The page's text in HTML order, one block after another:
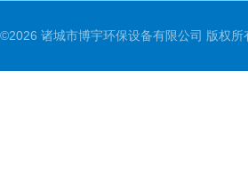
©2026 诸城市博宇环保设备有限公司 版权所